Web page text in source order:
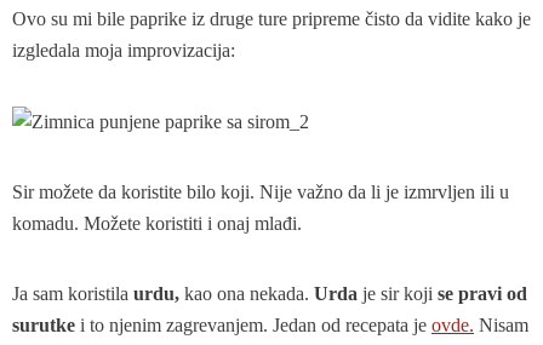
Ovo su mi bile paprike iz druge ture pripreme čisto da vidite kako je
izgledala moja improvizacija:
Sir možete da koristite bilo koji. Nije važno da li je izmrvljen ili u
komadu. Možete koristiti i onaj mlađi.
Ja sam koristila urdu, kao ona nekada. Urda je sir koji se pravi od
surutke i to njenim zagrevanjem. Jedan od recepata je ovde. Nisam